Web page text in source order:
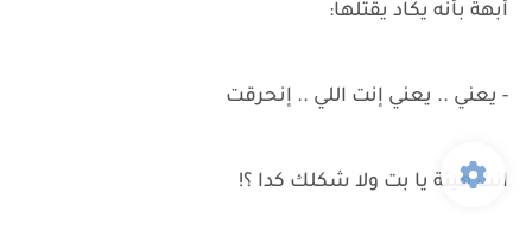
أبهة بأنه يكاد يقتلها:
- يعني .. يعني إنت اللي .. إنحرقت
انت هيئة يا بت ولا شكلك كدا ؟!